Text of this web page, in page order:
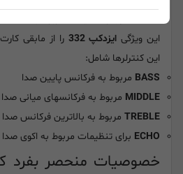
این ویژگی ایزدکپ 332
را از مابقی
این کنترلرها شامل:
BASS مربوط به فرکانس پایین صدا
MIDDLE مربوط به فرکانسهای میانی صدا
TREBLE مربوط به بالاترین فرکانس صدا
ECHO برای تنظیمات مربوط به اکوی صدا